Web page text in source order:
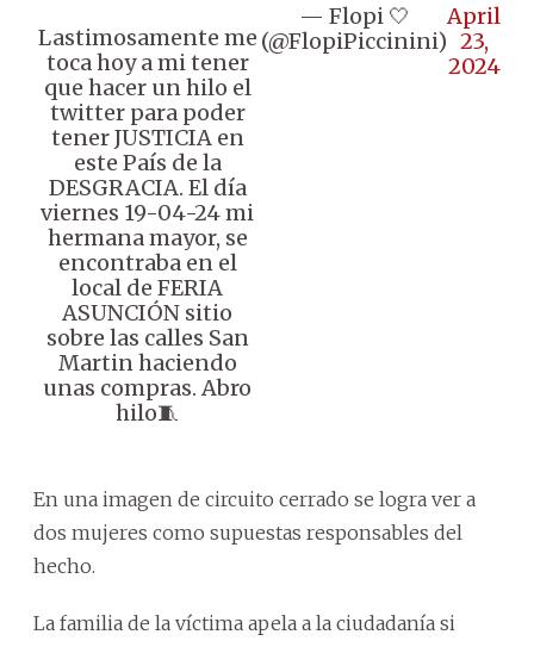
Lastimosamente me
toca hoy a mi tener
que hacer un hilo el
twitter para poder
tener JUSTICIA en
este País de la
DESGRACIA. El día
viernes 19-04-24 mi
hermana mayor, se
encontraba en el
local de FERIA
ASUNCIÓN sitio
sobre las calles San
Martin haciendo
unas compras. Abro
hilo🧵
— Flopi 🤍
(@FlopiPiccinini)
April
23,
2024
En una imagen de circuito cerrado se logra ver a
dos mujeres como supuestas responsables del
hecho.
La familia de la víctima apela a la ciudadanía si